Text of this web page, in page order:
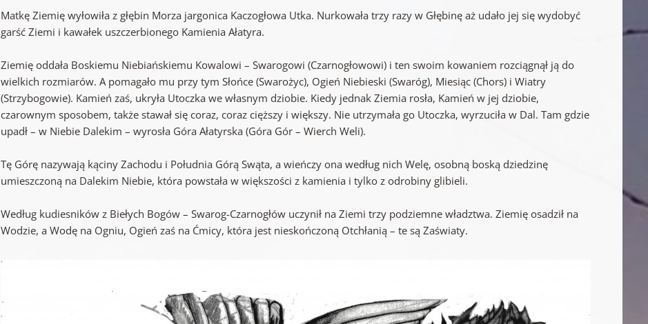
Matkę Ziemię wyłowiła z głębin Morza jargonica Kaczogłowa Utka. Nurkowała trzy razy w Głębinę aż udało jej się wydobyć
garść Ziemi i kawałek uszczerbionego Kamienia Ałatyra.
Ziemię oddała Boskiemu Niebiańskiemu Kowalowi – Swarogowi (Czarnogłowowi) i ten swoim kowaniem rozciągnął ją do
wielkich rozmiarów. A pomagało mu przy tym Słońce (Swarożyc), Ogień Niebieski (Swaróg), Miesiąc (Chors) i Wiatry
(Strzybogowie). Kamień zaś, ukryła Utoczka we własnym dziobie. Kiedy jednak Ziemia rosła, Kamień w jej dziobie,
czarownym sposobem, także stawał się coraz, coraz cięższy i większy. Nie utrzymała go Utoczka, wyrzuciła w Dal. Tam gdzie
upadł – w Niebie Dalekim – wyrosła Góra Ałatyrska (Góra Gór – Wierch Weli).
Tę Górę nazywają kąciny Zachodu i Południa Górą Swąta, a wieńczy ona według nich Welę, osobną boską dziedzinę
umieszczoną na Dalekim Niebie, która powstała w większości z kamienia i tylko z odrobiny glibieli.
Według kudiesników z Biełych Bogów – Swarog-Czarnogłów uczynił na Ziemi trzy podziemne władztwa. Ziemię osadził na
Wodzie, a Wodę na Ogniu, Ogień zaś na Ćmicy, która jest nieskończoną Otchłanią – te są Zaświaty.